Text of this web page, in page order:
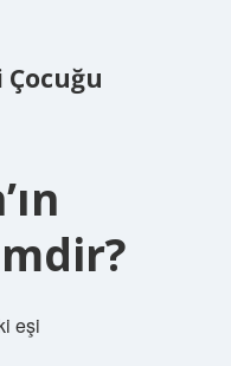
Çocuğu
eşi